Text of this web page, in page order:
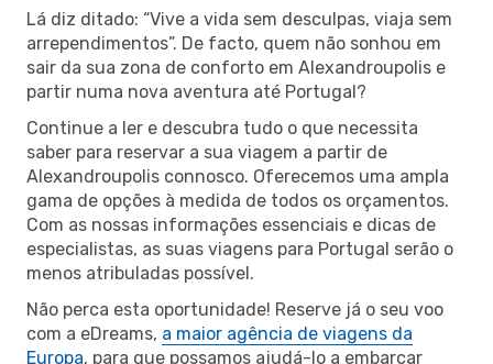
Lá diz ditado: “Vive a vida sem desculpas, viaja sem
arrependimentos”. De facto, quem não sonhou em
sair da sua zona de conforto em Alexandroupolis e
partir numa nova aventura até Portugal?
Continue a ler e descubra tudo o que necessita
saber para reservar a sua viagem a partir de
Alexandroupolis connosco. Oferecemos uma ampla
gama de opções à medida de todos os orçamentos.
Com as nossas informações essenciais e dicas de
especialistas, as suas viagens para Portugal serão o
menos atribuladas possível.
Não perca esta oportunidade! Reserve já o seu voo
com a eDreams, a maior agência de viagens da
Europa, para que possamos ajudá-lo a embarcar